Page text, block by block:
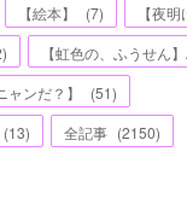
【絵本】 (7) 【夜明
) 【虹色の、ふうせん
ャンだ？】
(51)
(13) 全記事 (2150)